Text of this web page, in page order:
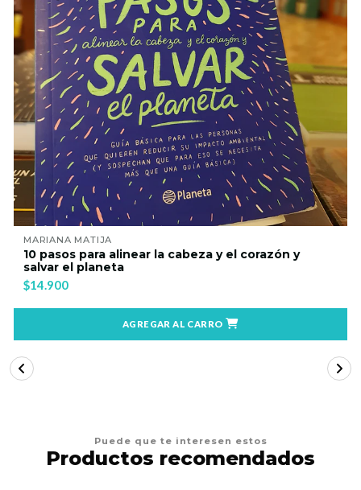
MARIANA MATIJA
10 pasos para alinear la cabeza y el corazón y
salvar el planeta
$14.900
AGREGAR AL CARRO
Puede que te interesen estos
Productos recomendados